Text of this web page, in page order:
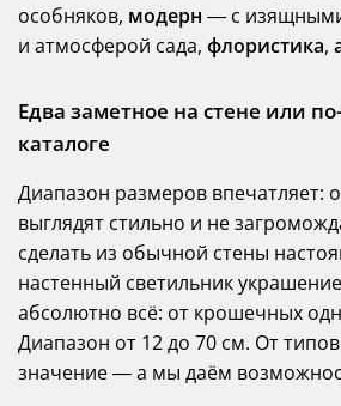
особняков, модерн — с
и атмосферой сада, флористика,
Едва заметное на стене или
каталоге
Диапазон размеров впечатляет:
выглядят стильно и не
сделать из обычной стены
настенный светильник
абсолютно всё: от крошечных
Диапазон от 12 до 70 см. От
значение — а мы даём